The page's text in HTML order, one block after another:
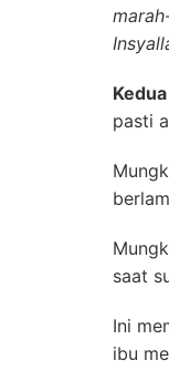
pasti
saat
Ini
ibu